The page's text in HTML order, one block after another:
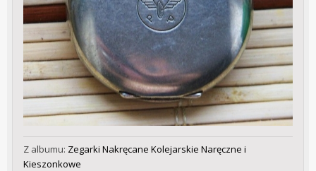
Z albumu: Zegarki Nakręcane Kolejarskie Naręczne i
Kieszonkowe